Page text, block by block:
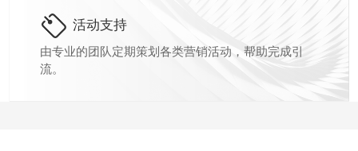
活动支持
由专业的团队定期策划各类营销活动，帮助完成引
流。